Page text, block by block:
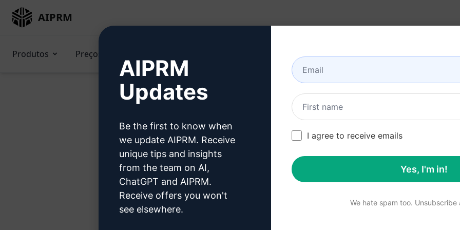
AIPRM
Produtos Preços Sobre
Experimente este
Promptagora
Etapa 1: Faça o download gratuito
AIPRM
Updates
Be the first to know when
we update AIPRM. Receive
unique tips and insights
from the team on AI,
ChatGPT and AIPRM.
Receive offers you won't
see elsewhere.
I agree to receive emails
Yes, I'm in!
We hate spam too. Unsubscribe